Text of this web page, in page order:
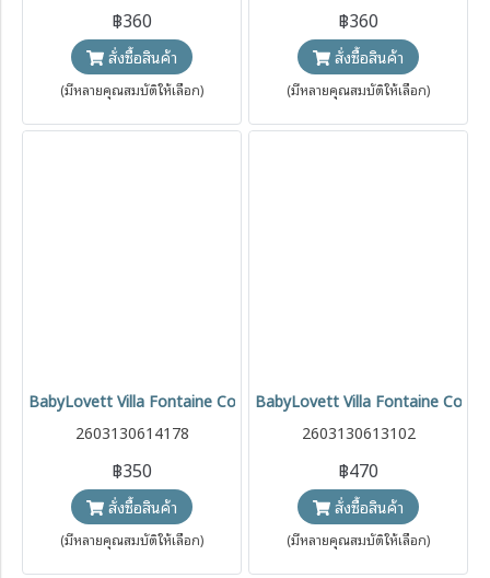
฿360
สั่งซื้อสินค้า
(มีหลายคุณสมบัติให้เลือก)
฿360
สั่งซื้อสินค้า
(มีหลายคุณสมบัติให้เลือก)
BabyLovett Villa Fontaine Collection T-Shirt เสื้อยืดเด็ก 100%
2603130614178
฿350
สั่งซื้อสินค้า
(มีหลายคุณสมบัติให้เลือก)
BabyLovett Villa Fontaine
2603130613102
฿470
สั่งซื้อสินค้า
(มีหลายคุณสมบัติให้เลือก)